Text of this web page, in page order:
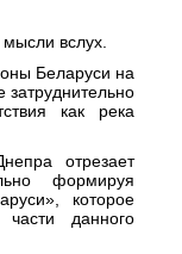
вслух.
Беларуси на
затруднительно
как река
отрезает
формируя
которое
данного